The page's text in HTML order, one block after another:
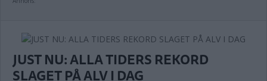
JUST NU: ALLA TIDERS REKORD
SLAGET PÅ ALV I DAG